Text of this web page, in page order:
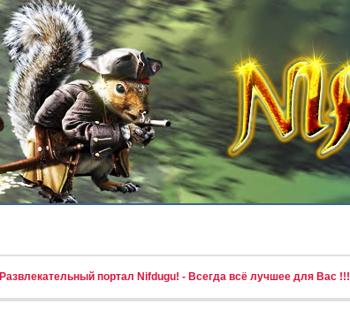
Развлекательный портал Nifdugu! - Всегда всё лучшее для Вас !!!